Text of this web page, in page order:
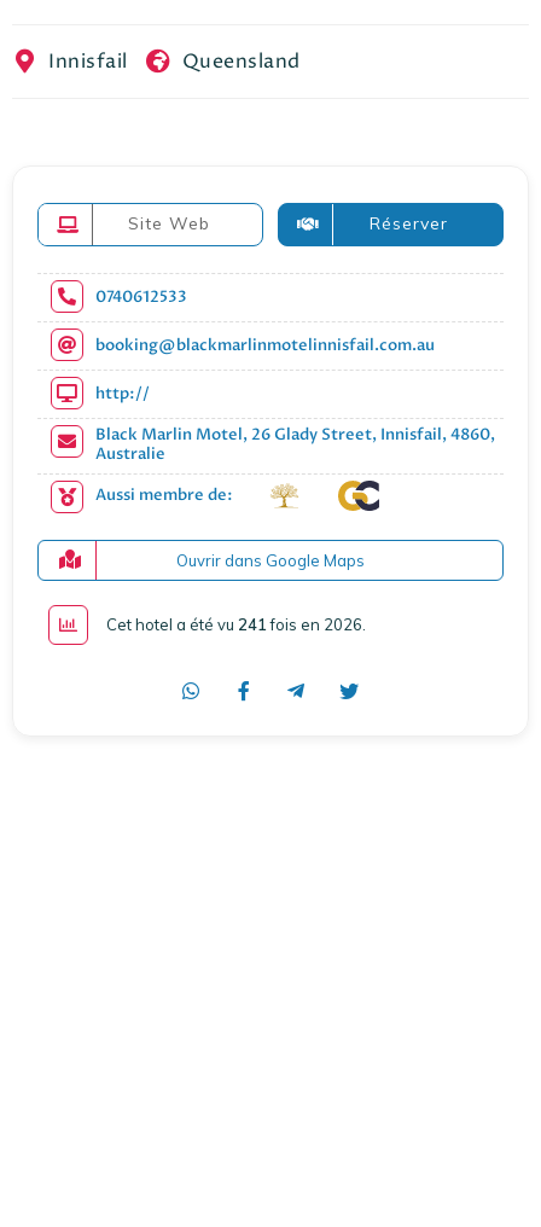
FR
Innisfail Queensland
Site Web Réserver
0740612533
booking@blackmarlinmotelinnisfail.com.au
http://
Black Marlin Motel, 26 Glady Street, Innisfail, 4860,
Australie
Aussi membre de:
Ouvrir dans Google Maps
Cet hotel a été vu 241fois en 2026